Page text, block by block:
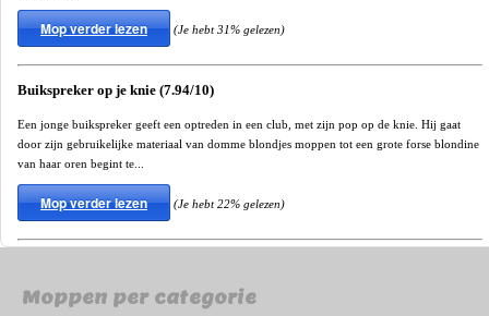
Mop verder lezen (Je hebt 31% gelezen)
Buikspreker op je knie (7.94/10)
Een jonge buikspreker geeft een optreden in een club, met zijn pop op de knie. Hij gaat
door zijn gebruikelijke materiaal van domme blondjes moppen tot een grote forse blondine
van haar oren begint te...
Mop verder lezen (Je hebt 22% gelezen)
Moppen per categorie